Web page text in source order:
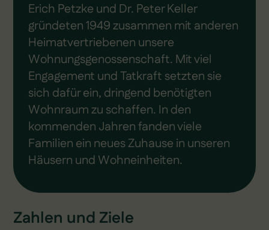
Erich Petzke und Dr. Peter Keller
gründeten 1949 zusammen mit anderen
Heimatvertriebenen unsere
Wohnungsgenossenschaft. Mit viel
Engagement und Tatkraft setzten sie
sich dafür ein, dringend benötigten
Wohnraum zu schaffen. In den
kommenden Jahren fanden viele
Familien ein neues Zuhause in unseren
Häusern und Wohneinheiten.
Zahlen und Ziele